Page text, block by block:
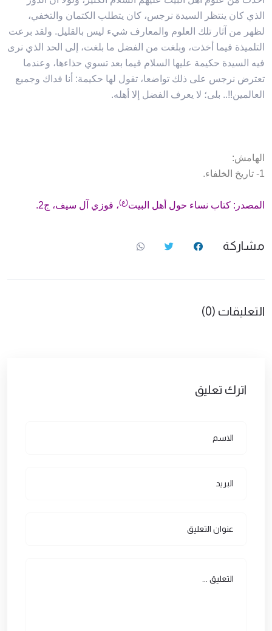
الذي كان ينتظر السيدة نرجس، كان يتطلب الكتمان والتخفي،
لظهر من آثار تلك العلوم والمعارف شيء ليس بالقليل. ولقد برعت
التلميذة فيما أخذت، وبلغت من الفضل ما بلغت، إلى الحد الذي نرى
فيه السيدة حكيمة عليها السلام فيما بعد تسوي حذاءها، وعندما
تعترض نرجس على ذلك تواضعا، تقول لها حكيمة: أنا فداك وجميع
العالمين!!.. بلى؛ لا يعرف الفضل إلا أهله.
الهامش:
1- تاريخ الخلفاء.
المصدر: كتاب نساء حول أهل البيت(ع)، فوزي آل سيف، ج2.
مشاركة
التعليقات (0)
اترك تعليق